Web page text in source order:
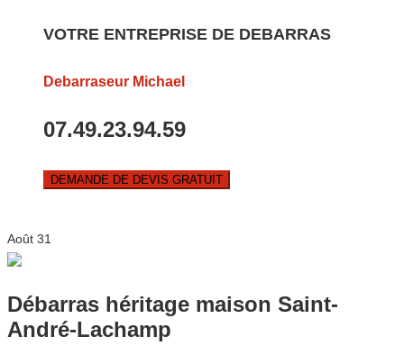
VOTRE ENTREPRISE DE DEBARRAS
Debarraseur Michael
07.49.23.94.59
DEMANDE DE DEVIS GRATUIT
Août 31
Débarras héritage maison Saint-
André-Lachamp